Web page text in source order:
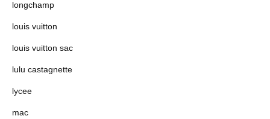
longchamp
louis vuitton
louis vuitton sac
lulu castagnette
lycee
mac